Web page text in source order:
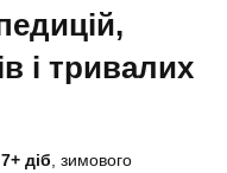
і тривалих
7+ діб , зимового